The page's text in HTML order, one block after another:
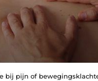
bij pijn of